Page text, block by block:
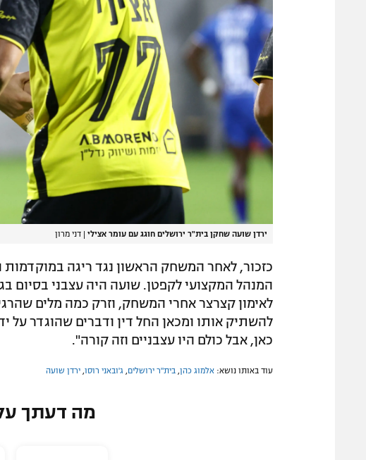
ירדן שועה שחקן בית"ר ירושלים חוגג עם עומר אצילי דני מרון
כזכור, לאחר המשחק הראשון נגד ריגה במוקדמות
לאימון קצרצר אחרי המשחק, וזרק כמה מלים
להשתיק אותו ומכאן החל דין ודברים שהוגדר על
כאן, אבל כולם היו עצבניים וזה קורה".
עוד באותו נושא: אלמוג כהן בית"ר ירושלים ג'ובאני רוסו ירדן שועה
מה דעתך